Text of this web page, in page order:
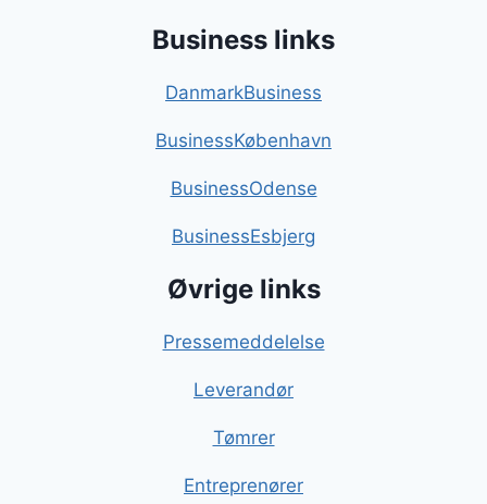
Business links
DanmarkBusiness
BusinessKøbenhavn
BusinessOdense
BusinessEsbjerg
Øvrige links
Pressemeddelelse
Leverandør
Tømrer
Entreprenører